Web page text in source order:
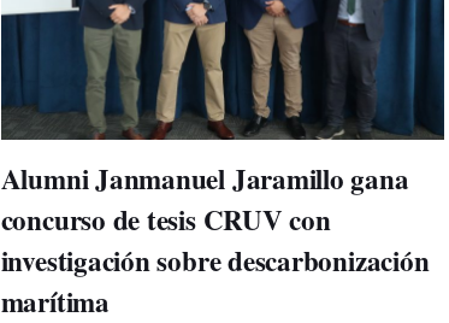
Alumni Janmanuel Jaramillo gana
concurso de tesis CRUV con
investigación sobre descarbonización
marítima